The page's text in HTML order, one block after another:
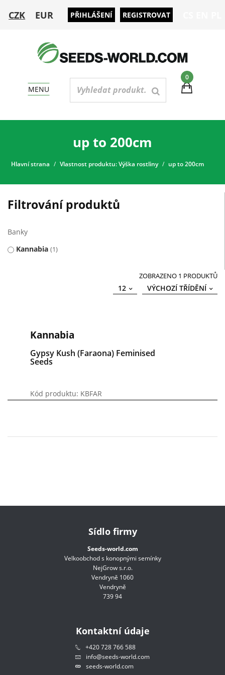
CZK EUR PŘIHLÁŠENÍ REGISTROVAT
0
MENU
up to 200cm
Hlavní strana Vlastnost produktu: Výška rostliny up to 200cm
Filtrování produktů
Banky
Kannabia 1
ZOBRAZENO 1 PRODUKTŮ
VÝCHOZÍ TŘÍDĚNÍ
12
Kannabia
Gypsy Kush (Faraona) Feminised
Seeds
Kód produktu: KBFAR
Sídlo firmy
Seeds-world.com
Velkoobchod s konopnými semínky
NejGrow s.r.o.
Vendryně 1060
Vendryně
739 94
Kontaktní údaje
+420 728 766 588
info@seeds-world.com
seeds-world.com